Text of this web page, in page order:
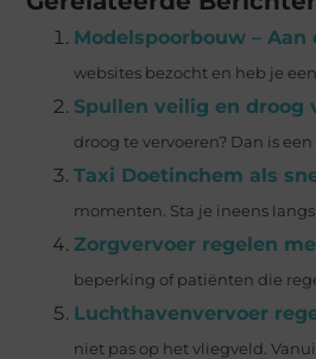
Modelspoorbouw – Aan
websites bezocht en heb je
Spullen veilig en droog
droog te vervoeren? Dan is
Taxi Doetinchem als
momenten. Sta je ineens
Zorgvervoer regelen
beperking of patiënten die
Luchthavenvervoer
niet pas op het vliegveld.